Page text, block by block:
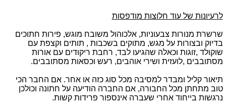
לרעיונות של עוד חלוצות מודפסות
שרשרת מנורות צבעוניות, אלכוהול משובח מוגש, פירות חתוכים
בדיוק ובצורות על מגש, מתוקים בשכבות , תותים וקצפת עם
שוקולד ,זוגות וכאלה שהגיעו לבד, רחבת ריקודים עם אורות
מסתובבים ,לועזית ושירי אוהבים, רעש וכסאות מסתובבים.
תיאור קליל ומבדר למסיבה מכל סוג כזה או אחר. אם החבר הכי
טוב מתחתן מכל החבורה, אם החברה הודיעה על חתונה וכולכן
נרגשות בייחוד אחרי שעברה אינספור פרידות קשות.